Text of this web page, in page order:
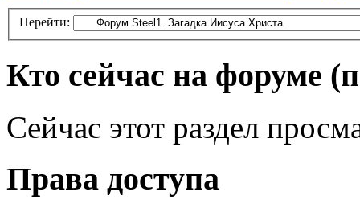
Перейти:
Кто сейчас на форуме
Сейчас этот раздел
Права доступа